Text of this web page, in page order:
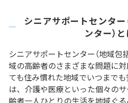
シニアサポートセンター
ンター）
シニアサポートセンター（地域包
域の高齢者のさまざまな問題に
ても住み慣れた地域でいつまで
は、介護や医療といった個々の
齢者一人ひとりの生活を地域ぐ